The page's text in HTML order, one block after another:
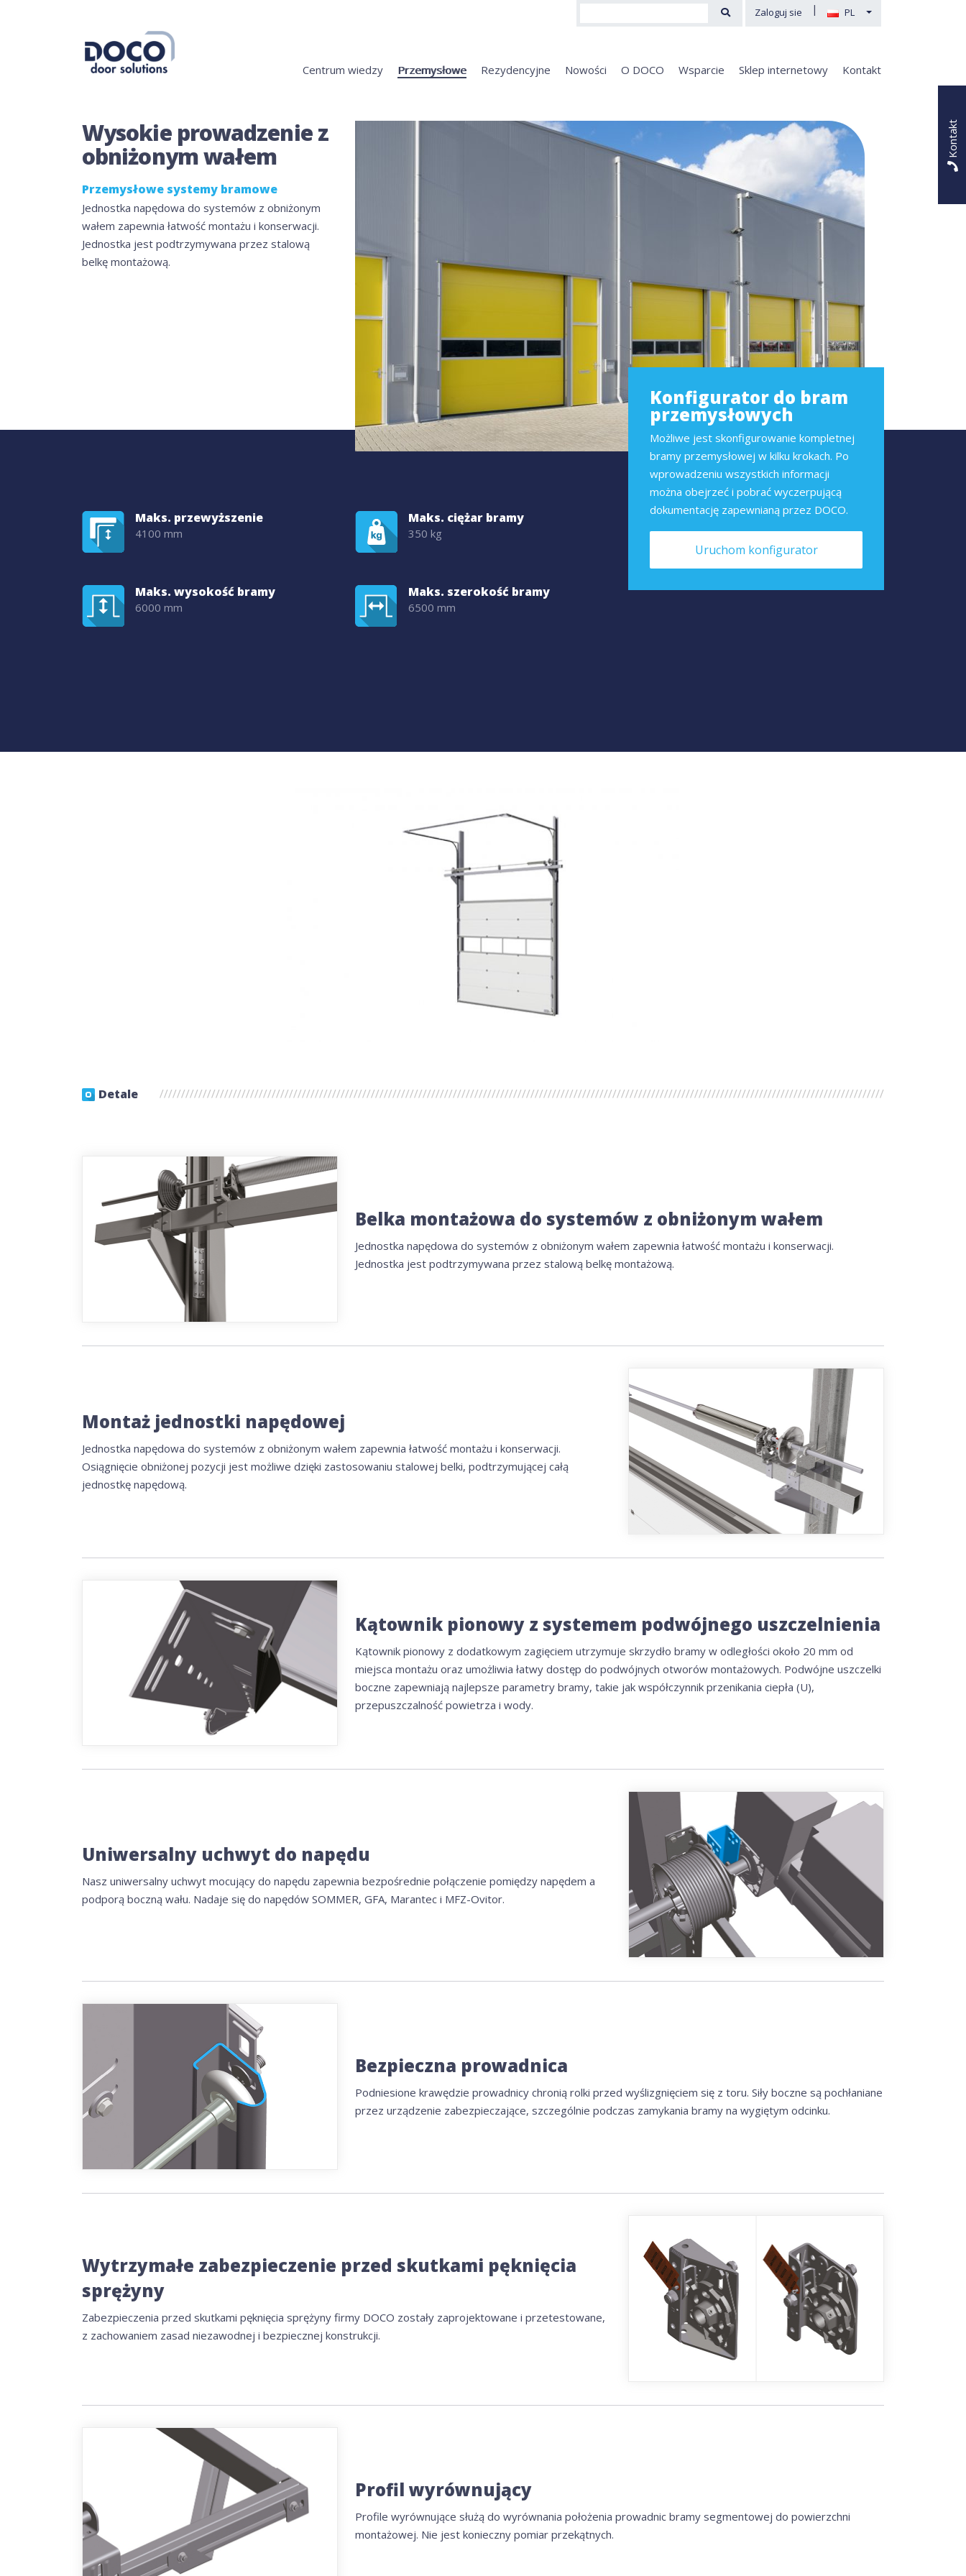
Zaloguj sie | PL
Centrum wiedzy Przemysłowe Rezydencyjne Nowości O DOCO Wsparcie Sklep internetowy Kontakt
Kontakt
Wysokie prowadzenie z
obniżonym wałem
Przemysłowe systemy bramowe
Jednostka napędowa do systemów z obniżonym
wałem zapewnia łatwość montażu i konserwacji.
Jednostka jest podtrzymywana przez stalową
belkę montażową.
Maks. przewyższenie
4100 mm
Maks. ciężar bramy
350 kg
Maks. wysokość bramy
6000 mm
Maks. szerokość bramy
6500 mm
Konfigurator do bram
przemysłowych
Możliwe jest skonfigurowanie kompletnej
bramy przemysłowej w kilku krokach. Po
wprowadzeniu wszystkich informacji
można obejrzeć i pobrać wyczerpującą
dokumentację zapewnianą przez DOCO.
Uruchom konfigurator
Detale
Belka montażowa do systemów z obniżonym wałem
Jednostka napędowa do systemów z obniżonym wałem zapewnia łatwość montażu i konserwacji.
Jednostka jest podtrzymywana przez stalową belkę montażową.
Montaż jednostki napędowej
Jednostka napędowa do systemów z obniżonym wałem zapewnia łatwość montażu i konserwacji.
Osiągnięcie obniżonej pozycji jest możliwe dzięki zastosowaniu stalowej belki, podtrzymującej całą
jednostkę napędową.
Kątownik pionowy z systemem podwójnego uszczelnienia
Kątownik pionowy z dodatkowym zagięciem utrzymuje skrzydło bramy w odległości około 20 mm od
miejsca montażu oraz umożliwia łatwy dostęp do podwójnych otworów montażowych. Podwójne uszczelki
boczne zapewniają najlepsze parametry bramy, takie jak współczynnik przenikania ciepła (U),
przepuszczalność powietrza i wody.
Uniwersalny uchwyt do napędu
Nasz uniwersalny uchwyt mocujący do napędu zapewnia bezpośrednie połączenie pomiędzy napędem a
podporą boczną wału. Nadaje się do napędów SOMMER, GFA, Marantec i MFZ-Ovitor.
Bezpieczna prowadnica
Podniesione krawędzie prowadnicy chronią rolki przed wyślizgnięciem się z toru. Siły boczne są pochłaniane
przez urządzenie zabezpieczające, szczególnie podczas zamykania bramy na wygiętym odcinku.
Wytrzymałe zabezpieczenie przed skutkami pęknięcia
sprężyny
Zabezpieczenia przed skutkami pęknięcia sprężyny firmy DOCO zostały zaprojektowane i przetestowane,
z zachowaniem zasad niezawodnej i bezpiecznej konstrukcji.
Profil wyrównujący
Profile wyrównujące służą do wyrównania położenia prowadnic bramy segmentowej do powierzchni
montażowej. Nie jest konieczny pomiar przekątnych.